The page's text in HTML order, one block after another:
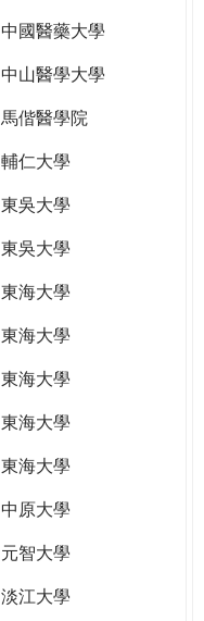
中國醫藥大學
中山醫學大學
馬偕醫學院
輔仁大學
東吳大學
東吳大學
東海大學
東海大學
東海大學
東海大學
東海大學
中原大學
元智大學
淡江大學